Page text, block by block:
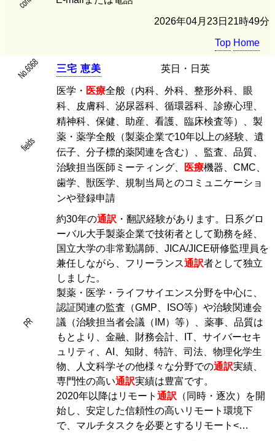
2026年04月23日21時49分
Top Home
No.6068 三宅 恵美 英日・日英
fields
医学・ 医療全般（内科、外科、整形外科、眼
科、皮膚科、泌尿器科、循環器科、診療心理、
精神科、保健、助産、看護、臨床検査等）、製
薬・薬学全般（製薬企業で10年以上の経験、遺
伝子、分子標的薬関連を含む）、監査、品質、
治験担当医師ミーティング、
医療機器、CMC、
歯学、獣医学、規制当局とのコミュニケーショ
ンや登録申請
PR
約30年の通訳 ・翻訳経験があります。日系グロ
ーバル大手製薬企業で技術者として勤務を経、
国立大学の非常勤講師、JICA/JICE研修監理員を
兼任しながら、フリーランス通訳者として独立
しました。
製薬・医学・ライフサイエンス分野を中心に、
認証関連の監査（GMP、ISO等）や治験関連会
議（治験担当者会議（IM）等）、薬事、品質は
もとより、金融、財務会計、IT、サイバーセキ
ュリティ、AI、知財、特許、司法、物理化学生
物、人文科学その他様々な分野での通訳実績、
専門性の高い通訳実績は豊富です。
2020年以降はリモート 通訳 （同時・逐次）を開
始し、安定した信頼性の高いリモート環境下
で、マルチタスクを必要とするリモート<…